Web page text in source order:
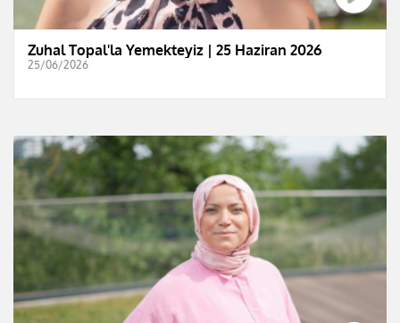
Zuhal Topal'la Yemekteyiz | 25 Haziran 2026
25/06/2026